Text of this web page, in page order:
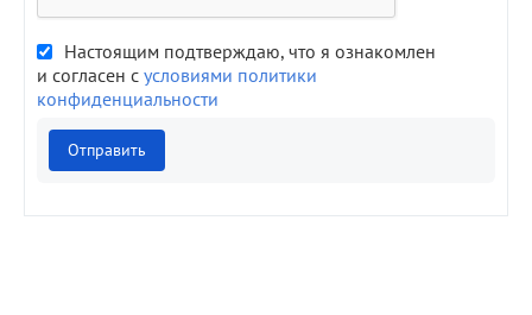
Настоящим подтверждаю, что я ознакомлен
и согласен с условиями политики
конфиденциальности
Отправить